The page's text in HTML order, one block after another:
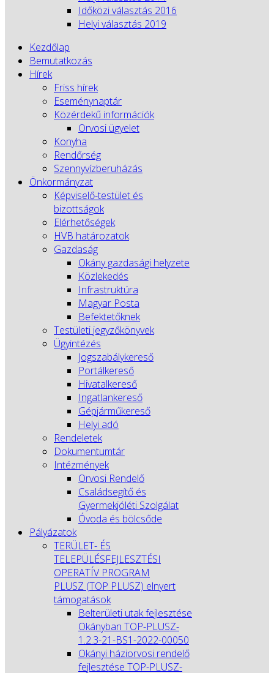
Időközi választás 2016
Helyi választás 2019
Kezdőlap
Bemutatkozás
Hírek
Friss hírek
Eseménynaptár
Közérdekű információk
Orvosi ügyelet
Konyha
Rendőrség
Szennyvízberuházás
Önkormányzat
Képviselő-testület és
bizottságok
Elérhetőségek
HVB határozatok
Gazdaság
Okány gazdasági helyzete
Közlekedés
Infrastruktúra
Magyar Posta
Befektetőknek
Testületi jegyzőkönyvek
Ügyintézés
Jogszabálykereső
Portálkereső
Hivatalkereső
Ingatlankereső
Gépjárműkereső
Helyi adó
Rendeletek
Dokumentumtár
Intézmények
Orvosi Rendelő
Családsegítő és
Gyermekjóléti Szolgálat
Óvoda és bölcsőde
Pályázatok
TERÜLET- ÉS
TELEPÜLÉSFEJLESZTÉSI
OPERATÍV PROGRAM
PLUSZ (TOP PLUSZ) elnyert
támogatások
Belterületi utak fejlesztése
Okányban TOP-PLUSZ-
1.2.3-21-BS1-2022-00050
Okányi háziorvosi rendelő
fejlesztése TOP-PLUSZ-